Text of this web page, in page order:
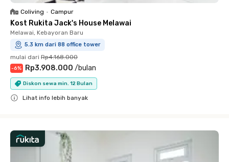
Coliving • Campur
Kost Rukita Jack's House Melawai
Melawai, Kebayoran Baru
5.3 km dari 88 office tower
mulai dari Rp4.168.000
-6% Rp3.908.000 /bulan
Diskon sewa min. 12 Bulan
Lihat info lebih banyak